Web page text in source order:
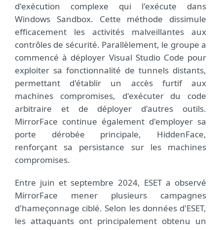
d'exécution complexe qui l'exécute dans
Windows Sandbox. Cette méthode dissimule
efficacement les activités malveillantes aux
contrôles de sécurité. Parallèlement, le groupe a
commencé à déployer Visual Studio Code pour
exploiter sa fonctionnalité de tunnels distants,
permettant d'établir un accès furtif aux
machines compromises, d'exécuter du code
arbitraire et de déployer d'autres outils.
MirrorFace continue également d'employer sa
porte dérobée principale, HiddenFace,
renforçant sa persistance sur les machines
compromises.
Entre juin et septembre 2024, ESET a observé
MirrorFace mener plusieurs campagnes
d'hameçonnage ciblé. Selon les données d'ESET,
les attaquants ont principalement obtenu un